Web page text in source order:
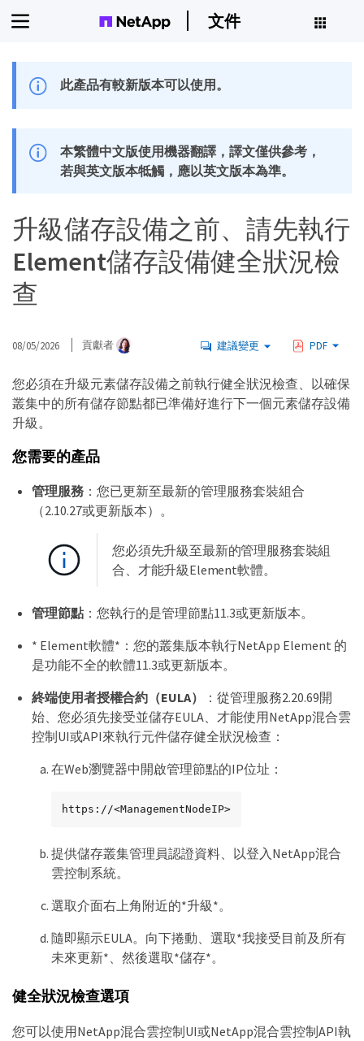
文件
此產品有較新版本可以使用。
本繁體中文版使用機器翻譯，譯文僅供參考，
若與英文版本牴觸，應以英文版本為準。
升級儲存設備之前、請先執行
Element儲存設備健全狀況檢
查
08/05/2026 貢獻者 建議變更 PDF
您必須在升級元素儲存設備之前執行健全狀況檢查、以確保
叢集中的所有儲存節點都已準備好進行下一個元素儲存設備
升級。
您需要的產品
管理服務：您已更新至最新的管理服務套裝組合
（2.10.27或更新版本）。
您必須先升級至最新的管理服務套裝組
合、才能升級Element軟體。
管理節點：您執行的是管理節點11.3或更新版本。
* Element軟體*：您的叢集版本執行NetApp Element 的
是功能不全的軟體11.3或更新版本。
終端使用者授權合約（EULA）
：從管理服務2.20.69開
始、您必須先接受並儲存EULA、才能使用NetApp混合雲
控制UI或API來執行元件儲存健全狀況檢查：
在Web瀏覽器中開啟管理節點的IP位址：
https://<ManagementNodeIP>
提供儲存叢集管理員認證資料、以登入NetApp混合
雲控制系統。
選取介面右上角附近的*升級*。
隨即顯示EULA。向下捲動、選取*我接受目前及所有
未來更新*、然後選取*儲存*。
健全狀況檢查選項
您可以使用NetApp混合雲控制UI或NetApp混合雲控制API執